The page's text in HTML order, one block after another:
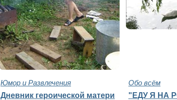
Юмор и Развлечения Обо всём
Дневник героической матери
"ЕДУ Я НА